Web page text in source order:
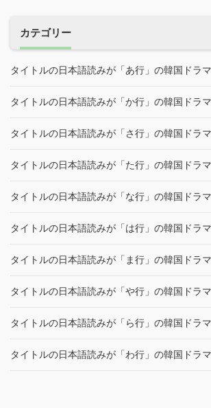
カテゴリー
タイトルの日本語読みが「あ行」の韓国ドラ
タイトルの日本語読みが「か行」の韓国ドラ
タイトルの日本語読みが「さ行」の韓国ドラ
タイトルの日本語読みが「た行」の韓国ドラ
タイトルの日本語読みが「な行」の韓国ドラ
タイトルの日本語読みが「は行」の韓国ドラ
タイトルの日本語読みが「ま行」の韓国ドラ
タイトルの日本語読みが「や行」の韓国ドラ
タイトルの日本語読みが「ら行」の韓国ドラ
タイトルの日本語読みが「わ行」の韓国ドラ